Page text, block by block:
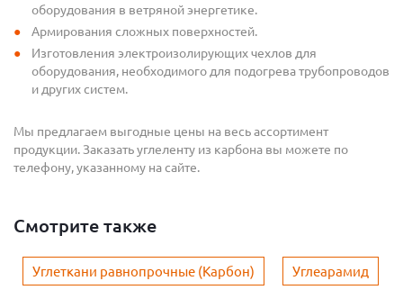
оборудования в ветряной энергетике.
Армирования сложных поверхностей.
Изготовления электроизолирующих чехлов для
оборудования, необходимого для подогрева трубопроводов
и других систем.
Мы предлагаем выгодные цены на весь ассортимент
продукции. Заказать углеленту из карбона вы можете по
телефону, указанному на сайте.
Смотрите также
Углеткани равнопрочные (Карбон) Углеарамид